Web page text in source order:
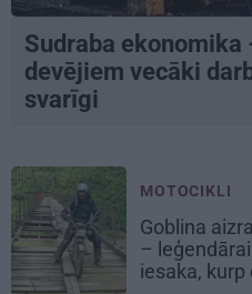
Sudraba ekonomika
devējiem vecāki
svarīgi
MOTOCIKLI
Goblina
–
iesaka,